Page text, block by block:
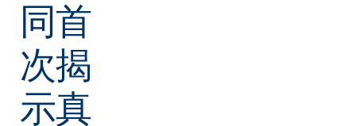
同首
次揭
示真